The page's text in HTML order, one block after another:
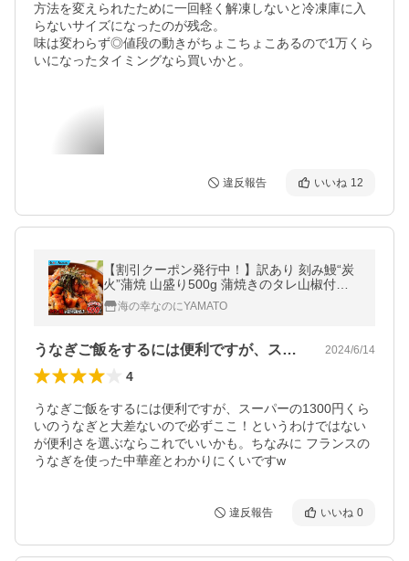
方法を変えられたために一回軽く解凍しないと冷凍庫に入
らないサイズになったのが残念。
味は変わらず◎値段の動きがちょこちょこあるので1万くら
いになったタイミングなら買いかと。
違反報告 いいね 12
【割引クーポン発行中！】訳あり 刻み鰻“炭
火”蒲焼 山盛り500g 蒲焼きのタレ山椒付き
ひつまぶし 茶漬け 鰻巻き きざみうなぎ ウナ
ギ 土用の丑の日 爆買
海の幸なのにYAMATO
うなぎご飯をするには便利ですが、スーパ… 2024/6/14
4
うなぎご飯をするには便利ですが、スーパーの1300円くら
いのうなぎと大差ないので必ずここ！というわけではない
が便利さを選ぶならこれでいいかも。ちなみに フランスの
うなぎを使った中華産とわかりにくいですw
違反報告 いいね 0